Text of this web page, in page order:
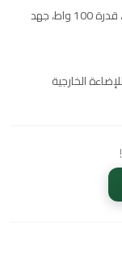
المواصفات الفنية: BVP153 G3 LED94/WW، قدرة 100 واط، جهد